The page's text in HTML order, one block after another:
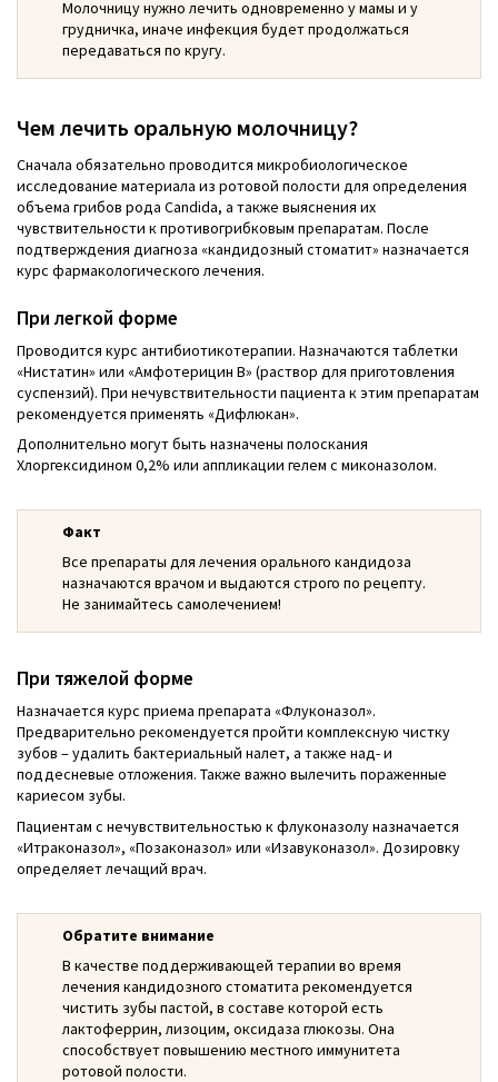
Молочницу нужно лечить одновременно у мамы и у
грудничка, иначе инфекция будет продолжаться
передаваться по кругу.
Чем лечить оральную молочницу?
Сначала обязательно проводится микробиологическое
исследование материала из ротовой полости для определения
объема грибов рода Candida, а также выяснения их
чувствительности к противогрибковым препаратам. После
подтверждения диагноза «кандидозный стоматит» назначается
курс фармакологического лечения.
При легкой форме
Проводится курс антибиотикотерапии. Назначаются таблетки
«Нистатин» или «Амфотерицин В» (раствор для приготовления
суспензий). При нечувствительности пациента к этим препаратам
рекомендуется применять «Дифлюкан».
Дополнительно могут быть назначены полоскания
Хлоргексидином 0,2% или аппликации гелем с миконазолом.
Факт
Все препараты для лечения орального кандидоза
назначаются врачом и выдаются строго по рецепту.
Не занимайтесь самолечением!
При тяжелой форме
Назначается курс приема препарата «Флуконазол».
Предварительно рекомендуется пройти комплексную чистку
зубов – удалить бактериальный налет, а также над- и
поддесневые отложения. Также важно вылечить пораженные
кариесом зубы.
Пациентам с нечувствительностью к флуконазолу назначается
«Итраконазол», «Позаконазол» или «Изавуконазол». Дозировку
определяет лечащий врач.
Обратите внимание
В качестве поддерживающей терапии во время
лечения кандидозного стоматита рекомендуется
чистить зубы пастой, в составе которой есть
лактоферрин, лизоцим, оксидаза глюкозы. Она
способствует повышению местного иммунитета
ротовой полости.